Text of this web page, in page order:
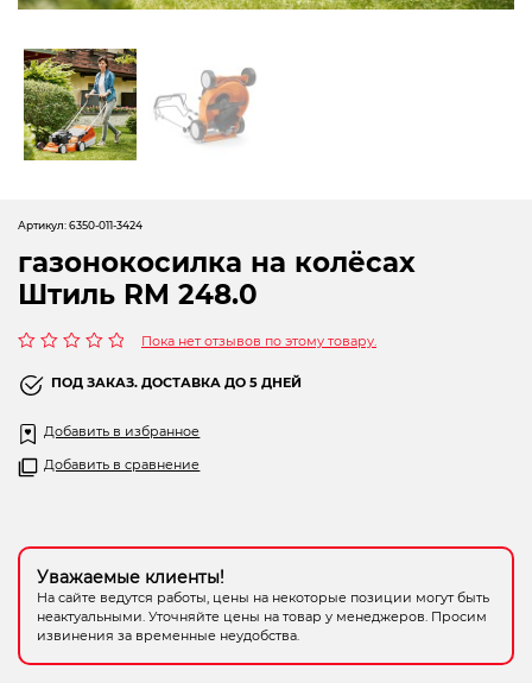
Новогодние товары
Отопление и климат
Подарочные сертификаты
Расходные материалы и оснастка
Садовая техника
Сварочное оборудование
Строительное оборудование
Артикул:6350-011-3424
газонокосилка на колёсах
Штиль RM 248.0
0
из
Пока нет отзывов по этому товару.
ПОД ЗАКАЗ. ДОСТАВКА ДО 5 ДНЕЙ
Добавить в избранное
Добавить в сравнение
Уважаемые клиенты!
На сайте ведутся работы, цены на некоторые позиции могут быть
неактуальными. Уточняйте цены на товар у менеджеров. Просим
извинения за временные неудобства.